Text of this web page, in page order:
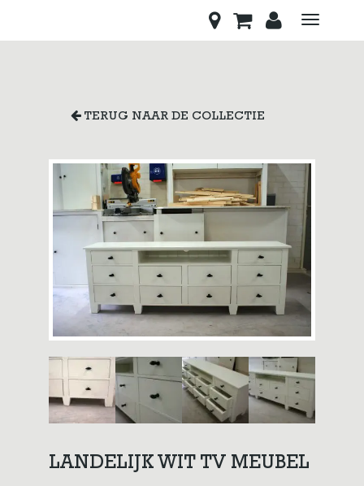
Toggle
TERUG NAAR DE COLLECTIE
LANDELIJK WIT TV MEUBEL